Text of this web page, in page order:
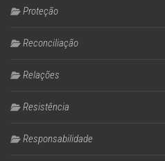
Proteção
Reconciliação
Relações
Resistência
Responsabilidade